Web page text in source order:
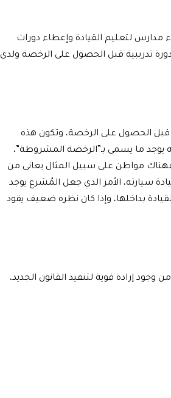
مدارس لتعليم القيادة وإعطاء دورات
دورة تدريبية قبل الحصول على الرخصة ولدى
الحصول على الرخصة، وتكون هذه
يوجد ما يسمى بـ”الرخصة المشروطة”،
مواطن على سبيل المثال يعانى من
سيارته، الأمر الذي جعل المُشرع يوجد
بداخلها، وإذا كان نظره ضعيف يقود
وجود إرادة قوية لتنفيذ القانون الجديد،